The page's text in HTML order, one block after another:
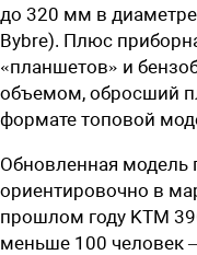
до 320 мм в
Bybre). Плюс
«планшетов» и
объемом, обросший
формате топовой
Обновленная модель
ориентировочно в
прошлом году KTM
меньше 100 человек